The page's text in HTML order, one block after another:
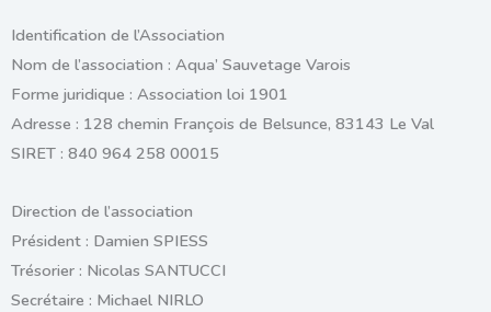
Identification de l’Association
Nom de l’association : Aqua’ Sauvetage Varois
Forme juridique : Association loi 1901
Adresse : 128 chemin François de Belsunce, 83143 Le Val
SIRET : 840 964 258 00015
Direction de l’association
Président : Damien SPIESS
Trésorier : Nicolas SANTUCCI
Secrétaire : Michael NIRLO